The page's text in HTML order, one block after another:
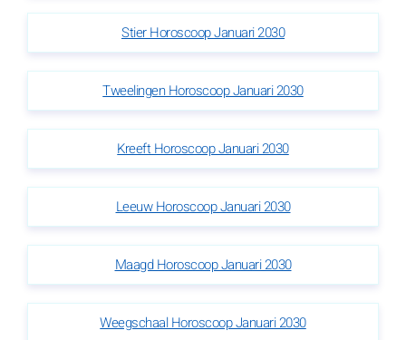
Stier Horoscoop Januari 2030
Tweelingen Horoscoop Januari 2030
Kreeft Horoscoop Januari 2030
Leeuw Horoscoop Januari 2030
Maagd Horoscoop Januari 2030
Weegschaal Horoscoop Januari 2030